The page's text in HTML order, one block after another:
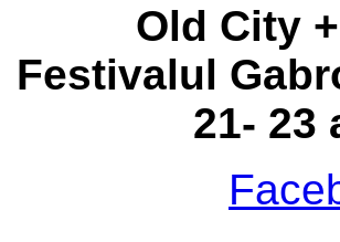
Old City
Festivalul
21- 23